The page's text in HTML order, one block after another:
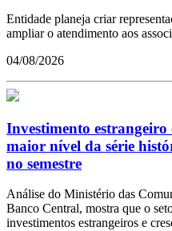
Entidade planeja criar
ampliar o atendimento aos
04/08/2026
Investimento estrangeiro
maior nível da série
no semestre
Análise do Ministério das
Banco Central, mostra que o
investimentos estrangeiros e